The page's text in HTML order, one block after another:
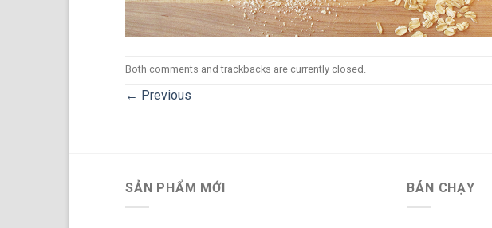
Both comments and trackbacks are currently closed.
← Previous
SẢN PHẨM MỚI BÁN CHẠY